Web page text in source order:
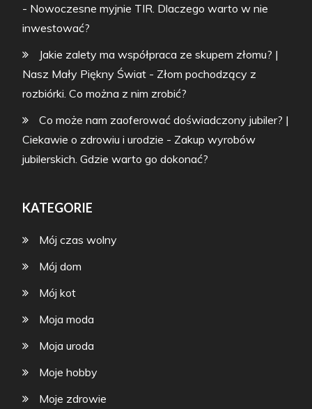
- Nowoczesne myjnie TIR. Dlaczego warto w nie
inwestować?
Jakie zalety ma współpraca ze skupem złomu? |
Nasz Mały Piękny Świat - Złom pochodzący z
rozbiórki. Co można z nim zrobić?
Co może nam zaoferować doświadczony jubiler? |
Ciekawie o zdrowiu i urodzie - Zakup wyrobów
jubilerskich. Gdzie warto go dokonać?
KATEGORIE
Mój czas wolny
Mój dom
Mój kot
Moja moda
Moja uroda
Moje hobby
Moje zdrowie